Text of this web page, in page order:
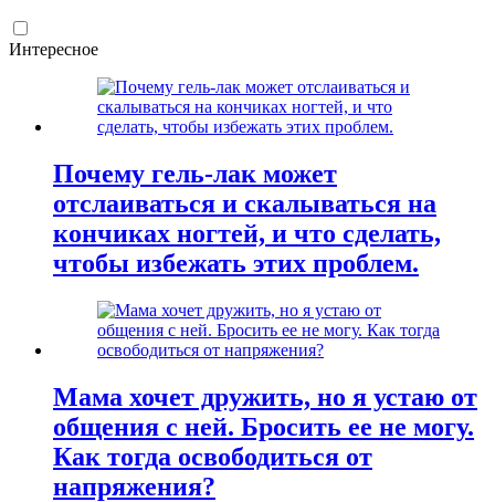
Интересное
Почему гель-лак может
отслаиваться и скалываться на
кончиках ногтей, и что сделать,
чтобы избежать этих проблем.
Мама хочет дружить, но я устаю от
общения с ней. Бросить ее не могу.
Как тогда освободиться от
напряжения?